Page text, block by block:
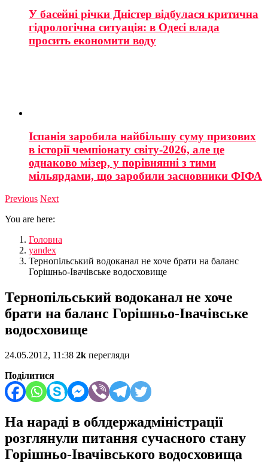
У басейні річки Дністер відбулася критична
гідрологічна ситуація: в Одесі влада
просить економити воду
Іспанія заробила найбільшу суму призових
в історії чемпіонату світу-2026, але це
однаково мізер, у порівнянні з тими
мільярдами, що заробили засновники ФІФА
Previous Next
You are here:
Головна
yandex
Тернопільський водоканал не хоче брати на баланс
Горішньо-Івачівське водосховище
Тернопільський водоканал не хоче
брати на баланс Горішньо-Івачівське
водосховище
24.05.2012, 11:38 2k перегляди
Поділитися
На нараді в облдержадміністрації
розглянули питання сучасного стану
Горішньо-Івачівського водосховища